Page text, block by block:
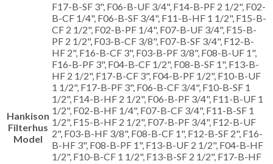
Hankison
Filterhus
Model
F17-B-SF 3", F06-B-UF 3/4", F14-B-PF 2 1/2", F02-
B-CF 1/4", F06-B-SF 3/4", F11-B-HF 1 1/2", F15-B-
CF 2 1/2", F02-B-PF 1/4", F07-B-UF 3/4", F15-B-
PF 2 1/2", F03-B-CF 3/8", F07-B-SF 3/4", F12-B-
HF 2", F16-B-CF 3", F03-B-PF 3/8", F08-B-UF 1",
F16-B-PF 3", F04-B-CF 1/2", F08-B-SF 1", F13-B-
HF 2 1/2", F17-B-CF 3", F04-B-PF 1/2", F10-B-UF
1 1/2", F17-B-PF 3", F06-B-CF 3/4", F10-B-SF 1
1/2", F14-B-HF 2 1/2", F06-B-PF 3/4", F11-B-UF 1
1/2", F02-B-HF 1/4", F07-B-CF 3/4", F11-B-SF 1
1/2", F15-B-HF 2 1/2", F07-B-PF 3/4", F12-B-UF
2", F03-B-HF 3/8", F08-B-CF 1", F12-B-SF 2", F16-
B-HF 3", F08-B-PF 1", F13-B-UF 2 1/2", F04-B-HF
1/2", F10-B-CF 1 1/2", F13-B-SF 2 1/2", F17-B-HF